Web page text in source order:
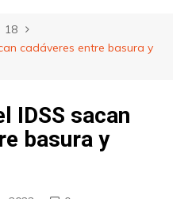
18
cadáveres entre basura y
IDSS sacan
basura y